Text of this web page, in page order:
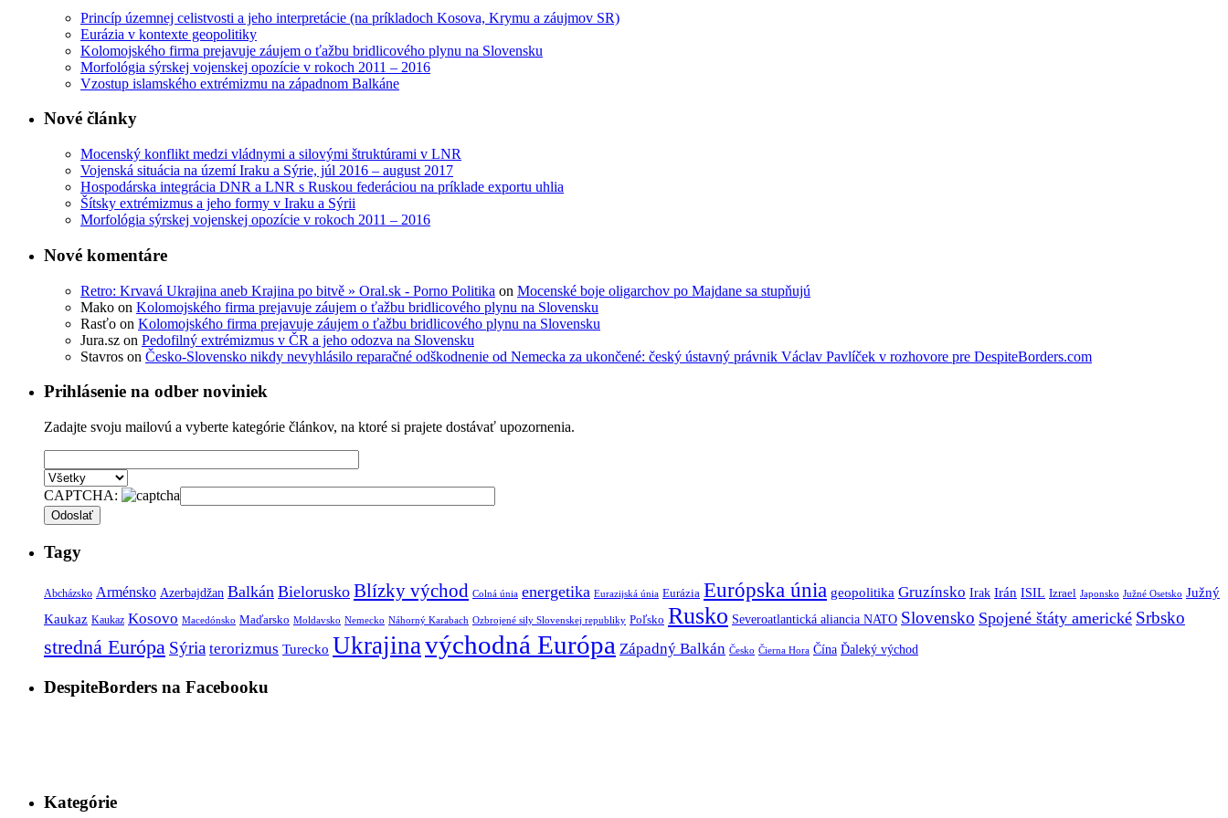
Princíp územnej celistvosti a jeho interpretácie (na príkladoch Kosova, Krymu a záujmov SR)
Eurázia v kontexte geopolitiky
Kolomojského firma prejavuje záujem o ťažbu bridlicového plynu na Slovensku
Morfológia sýrskej vojenskej opozície v rokoch 2011 – 2016
Vzostup islamského extrémizmu na západnom Balkáne
Nové články
Mocenský konflikt medzi vládnymi a silovými štruktúrami v LNR
Vojenská situácia na území Iraku a Sýrie, júl 2016 – august 2017
Hospodárska integrácia DNR a LNR s Ruskou federáciou na príklade exportu uhlia
Šítsky extrémizmus a jeho formy v Iraku a Sýrii
Morfológia sýrskej vojenskej opozície v rokoch 2011 – 2016
Nové komentáre
Retro: Krvavá Ukrajina aneb Krajina po bitvě » Oral.sk - Porno Politika on Mocenské boje oligarchov po Majdane sa stupňujú
Mako on Kolomojského firma prejavuje záujem o ťažbu bridlicového plynu na Slovensku
Rasťo on Kolomojského firma prejavuje záujem o ťažbu bridlicového plynu na Slovensku
Jura.sz on Pedofilný extrémizmus v ČR a jeho odozva na Slovensku
Stavros on Česko-Slovensko nikdy nevyhlásilo reparačné odškodnenie od Nemecka za ukončené: český ústavný právnik Václav Pavlíček v rozhovore pre DespiteBorders.com
Prihlásenie na odber noviniek
Zadajte svoju mailovú a vyberte kategórie článkov, na ktoré si prajete dostávať upozornenia.
CAPTCHA:
Tagy
Abcházsko Arménsko Azerbajdžan Balkán Bielorusko Blízky východ Colná únia energetika Eurazijská únia Eurázia Európska únia geopolitika Gruzínsko Irak Irán ISIL Izrael Japonsko Južné Osetsko Južný
Kaukaz Kaukaz Kosovo Macedónsko Maďarsko Moldavsko Nemecko Náhorný Karabach Ozbrojené sily Slovenskej republiky Poľsko Rusko Severoatlantická aliancia NATO Slovensko Spojené štáty americké Srbsko
stredná Európa Sýria terorizmus Turecko Ukrajinavýchodná Európa Západný Balkán Česko Čierna Hora Čína Ďaleký východ
DespiteBorders na Facebooku
Kategórie